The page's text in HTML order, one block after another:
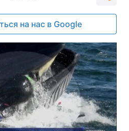
на нас в Google